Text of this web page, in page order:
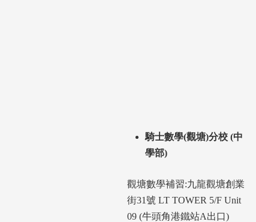
騎士數學(觀塘)分校 (中
學部)
觀塘數學補習:九龍觀塘創業
街31號 LT TOWER 5/F Unit
09 (牛頭角港鐵站A出口)